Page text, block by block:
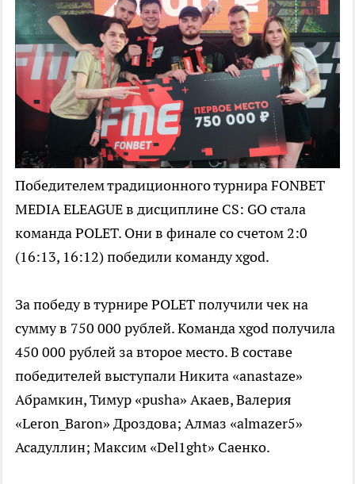
Победителем традиционного турнира FONBET
MEDIA ELEAGUE в дисциплине CS: GO стала
команда POLET. Они в финале со счетом 2:0
(16:13, 16:12) победили команду xgod.
За победу в турнире POLET получили чек на
сумму в 750 000 рублей. Команда xgod получила
450 000 рублей за второе место. В составе
победителей выступали Никита «anastaze»
Абрамкин, Тимур «pusha» Акаев, Валерия
«Leron_Baron» Дроздова; Алмаз «almazer5»
Асадуллин; Максим «Del1ght» Саенко.